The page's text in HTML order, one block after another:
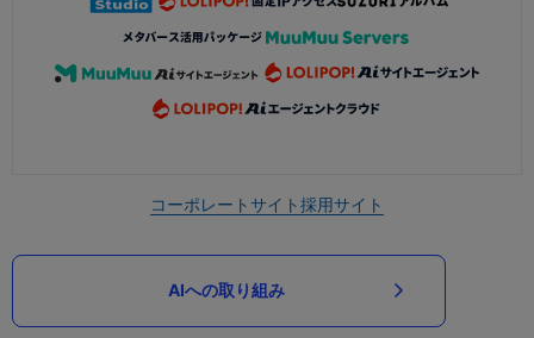
コーポレートサイト採用サイト
AIへの取り組み